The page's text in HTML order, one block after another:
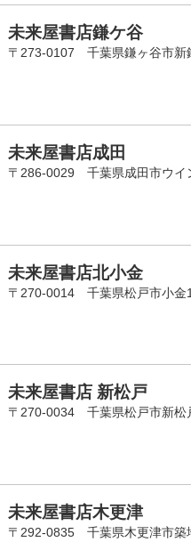
未来屋書店鎌ケ谷
〒273-0107 千葉県鎌ヶ谷市新
未来屋書店成田
〒286-0029 千葉県成田市ウイ
未来屋書店北小金
〒270-0014 千葉県松戸市小金
未来屋書店 新松戸
〒270-0034 千葉県松戸市新松
未来屋書店木更津
〒292-0835 千葉県木更津市築